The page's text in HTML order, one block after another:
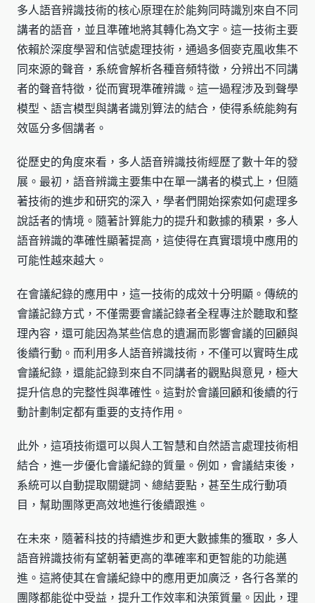
多人語音辨識技術的核心原理在於能夠同時識別來自不同
講者的語音，並且準確地將其轉化為文字。這一技術主要
依賴於深度學習和信號處理技術，通過多個麥克風收集不
同來源的聲音，系統會解析各種音頻特徵，分辨出不同講
者的聲音特徵，從而實現準確辨識。這一過程涉及到聲學
模型、語言模型與講者識別算法的結合，使得系統能夠有
效區分多個講者。
從歷史的角度來看，多人語音辨識技術經歷了數十年的發
展。最初，語音辨識主要集中在單一講者的模式上，但隨
著技術的進步和研究的深入，學者們開始探索如何處理多
說話者的情境。隨著計算能力的提升和數據的積累，多人
語音辨識的準確性顯著提高，這使得在真實環境中應用的
可能性越來越大。
在會議紀錄的應用中，這一技術的成效十分明顯。傳統的
會議記錄方式，不僅需要會議記錄者全程專注於聽取和整
理內容，還可能因為某些信息的遺漏而影響會議的回顧與
後續行動。而利用多人語音辨識技術，不僅可以實時生成
會議紀錄，還能記錄到來自不同講者的觀點與意見，極大
提升信息的完整性與準確性。這對於會議回顧和後續的行
動計劃制定都有重要的支持作用。
此外，這項技術還可以與人工智慧和自然語言處理技術相
結合，進一步優化會議紀錄的質量。例如，會議結束後，
系統可以自動提取關鍵詞、總結要點，甚至生成行動項
目，幫助團隊更高效地進行後續跟進。
在未來，隨著科技的持續進步和更大數據集的獲取，多人
語音辨識技術有望朝著更高的準確率和更智能的功能邁
進。這將使其在會議紀錄中的應用更加廣泛，各行各業的
團隊都能從中受益，提升工作效率和決策質量。因此，理